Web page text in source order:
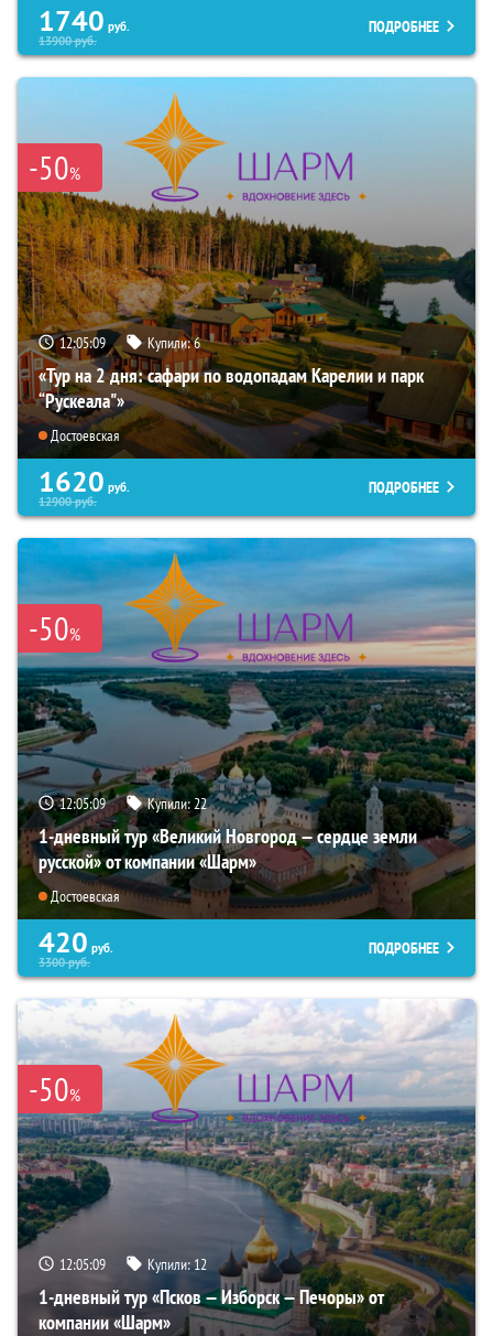
1740 руб.
13900руб.
ПОДРОБНЕЕ
-50%
12:05:08 Купили:6
«Тур на 2 дня: сафари по водопадам Карелии и парк
“Рускеала"»
Достоевская
1620 руб.
12900руб.
ПОДРОБНЕЕ
-50%
12:05:08 Купили:22
1-дневный тур «Великий Новгород — сердце земли
русской» от компании «Шарм»
Достоевская
420 руб.
3300руб.
ПОДРОБНЕЕ
-50%
12:05:08 Купили:12
1-дневный тур «Псков — Изборск — Печоры» от
компании «Шарм»